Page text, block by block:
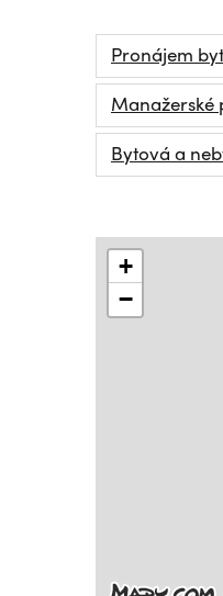
Pronájem
Manažerské
Bytová a
+
−